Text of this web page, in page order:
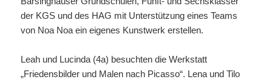
der KGS und des HAG mit Unterstützung eines Teams
von Noa Noa ein eigenes Kunstwerk erstellen.
Leah und Lucinda (4a) besuchten die Werkstatt
„Friedensbilder und Malen nach Picasso“. Lena und Tilo